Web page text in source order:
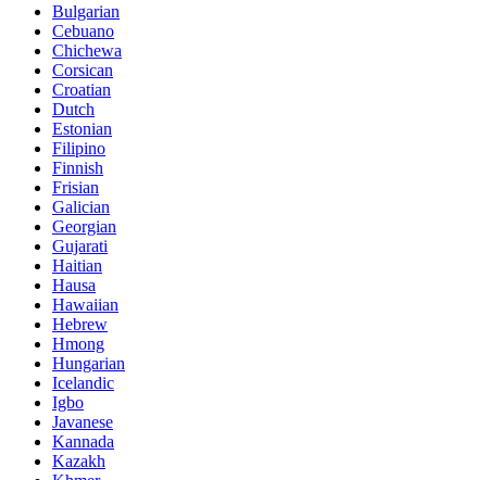
Bulgarian
Cebuano
Chichewa
Corsican
Croatian
Dutch
Estonian
Filipino
Finnish
Frisian
Galician
Georgian
Gujarati
Haitian
Hausa
Hawaiian
Hebrew
Hmong
Hungarian
Icelandic
Igbo
Javanese
Kannada
Kazakh